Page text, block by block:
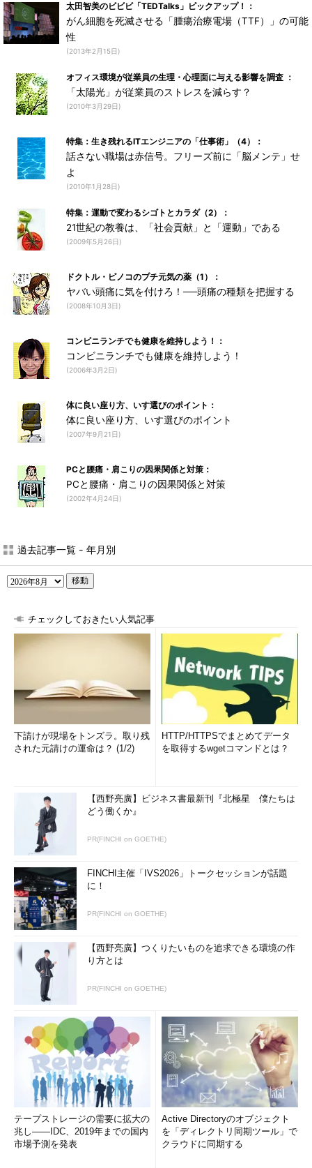
太田智美のビビビ「TEDTalks」ピックアップ！：
がん細胞を死滅させる「腫瘍治療電場（TTF）」の可能
性
(2013年2月15日)
オフィス環境が従業員の生理・心理面に与える影響を調査 ：
「太陽光」が従業員のストレスを減らす？
(2010年3月29日)
特集：生き残れるITエンジニアの「仕事術」（4）：
話さない職場は赤信号。フリーズ前に「脳メンテ」せ
よ
(2010年1月28日)
特集：運動で変わるシゴトとカラダ（2）：
21世紀の教養は、「社会貢献」と「運動」である
(2009年5月26日)
ドクトル・ピノコのプチ元気の薬（1）：
ヤバい頭痛に気を付けろ！──頭痛の種類を把握する
(2008年10月3日)
コンビニランチでも健康を維持しよう！：
コンビニランチでも健康を維持しよう！
(2006年3月2日)
体に良い座り方、いす選びのポイント：
体に良い座り方、いす選びのポイント
(2007年9月21日)
PCと腰痛・肩こりの因果関係と対策：
PCと腰痛・肩こりの因果関係と対策
(2002年4月24日)
過去記事一覧 - 年月別
移動
チェックしておきたい人気記事
下請けが現場をトンズラ。取り残
された元請けの運命は？ (1/2)
HTTP/HTTPSでまとめてデータ
を取得するwgetコマンドとは？
【西野亮廣】ビジネス書最新刊『北極星 僕たちは
どう働くか』
PR(FINCHI on GOETHE)
FINCHI主催「IVS2026」トークセッションが話題
に！
PR(FINCHI on GOETHE)
【西野亮廣】つくりたいものを追求できる環境の作
り方とは
PR(FINCHI on GOETHE)
テープストレージの需要に拡大の
兆し――IDC、2019年までの国内
市場予測を発表
Active Directoryのオブジェクト
を「ディレクトリ同期ツール」で
クラウドに同期する